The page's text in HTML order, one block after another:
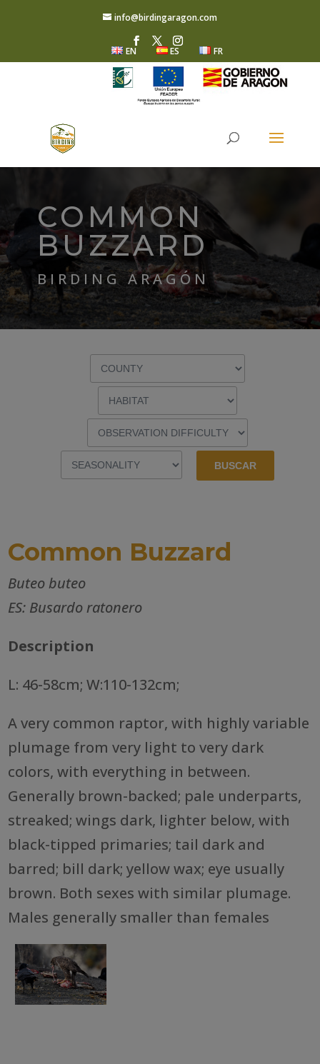
info@birdingaragon.com
EN ES FR
COMMON
BUZZARD
BIRDING ARAGÓN
Common Buzzard
Buteo buteo
ES: Busardo ratonero
Description
L: 46-58cm; W:110-132cm;
A very common raptor, with highly variable
plumage from very light to very dark
colors, with everything in between.
Generally brown-backed; pale underparts,
streaked; wings dark, lighter below, with
black-tipped primaries; tail dark and
barred; bill dark; yellow wax; eye usually
brown. Both sexes with similar plumage.
Males generally smaller than females